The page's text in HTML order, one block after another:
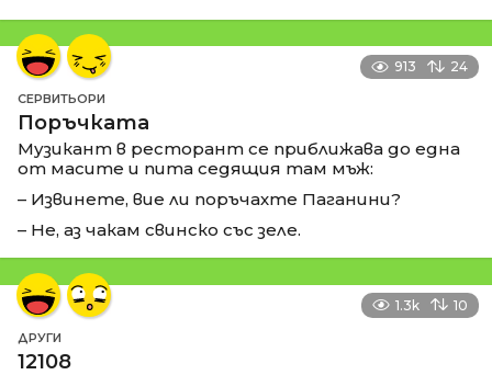
913 24
СЕРВИТЬОРИ
Поръчката
Музикант в ресторант се приближава до една
от масите и пита седящия там мъж:
– Извинете, вие ли поръчахте Паганини?
– Не, аз чакам свинско със зеле.
1.3k 10
ДРУГИ
12108